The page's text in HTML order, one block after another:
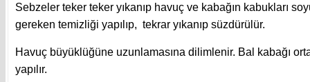
Sebzeler teker teker yıkanıp havuç ve kabağın kabukları
gereken temizliği yapılıp, tekrar yıkanıp süzdürülür.
Havuç büyüklüğüne uzunlamasına dilimlenir. Bal kabağı
yapılır.